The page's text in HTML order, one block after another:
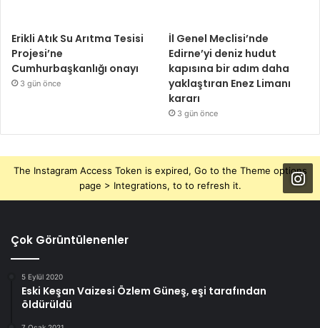
Erikli Atık Su Arıtma Tesisi
Projesi’ne
Cumhurbaşkanlığı onayı
3 gün önce
İl Genel Meclisi’nde
Edirne’yi deniz hudut
kapısına bir adım daha
yaklaştıran Enez Limanı
kararı
3 gün önce
The Instagram Access Token is expired, Go to the Theme options
page > Integrations, to to refresh it.
Çok Görüntülenenler
5 Eylül 2020
Eski Keşan Vaizesi Özlem Güneş, eşi tarafından
öldürüldü